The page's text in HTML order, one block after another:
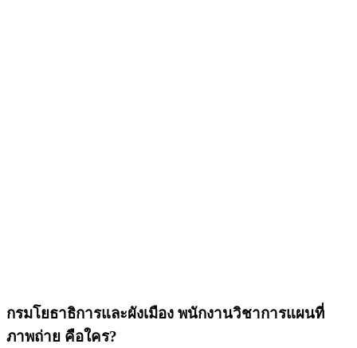
กรมโยธาธิการและผังเมือง พนักงานวิชาการแผนที่
ภาพถ่าย คือใคร?